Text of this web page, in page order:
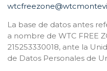
La base de datos antes
a nombre de WTC FREE
215253330018, ante la
de Datos Personales de